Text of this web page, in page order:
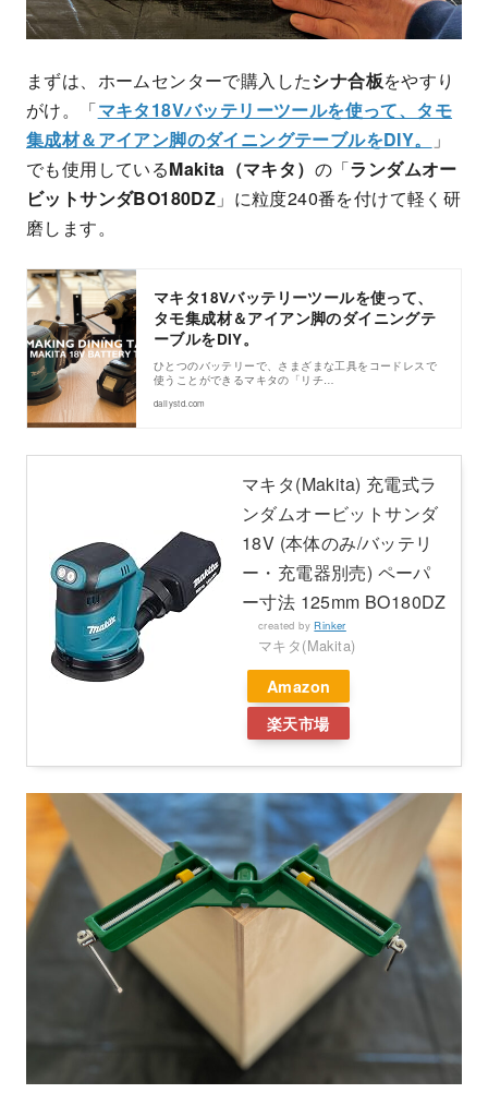
まずは、ホームセンターで購入したシナ合板をやすり
がけ。「マキタ18Vバッテリーツールを使って、タモ
集成材＆アイアン脚のダイニングテーブルをDIY。
」
でも使用しているMakita（マキタ） の「ランダムオー
ビットサンダBO180DZ 」に粒度240番を付けて軽く研
磨します。
マキタ18Vバッテリーツールを使って、
タモ集成材＆アイアン脚のダイニングテ
ーブルをDIY。
ひとつのバッテリーで、さまざまな工具をコードレスで
使うことができるマキタの「リチ…
dailystd.com
マキタ(Makita) 充電式ラ
ンダムオービットサンダ
18V (本体のみ/バッテリ
ー・充電器別売) ペーパ
ー寸法 125mm BO180DZ
created by Rinker
マキタ(Makita)
Amazon
楽天市場